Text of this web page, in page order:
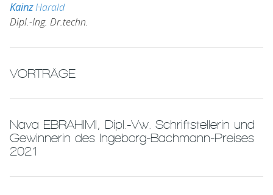
KainzHarald
Dipl.-Ing. Dr.techn.
VORTRÄGE
Nava EBRAHIMI, Dipl.-Vw. Schriftstellerin und
Gewinnerin des Ingeborg-Bachmann-Preises
2021